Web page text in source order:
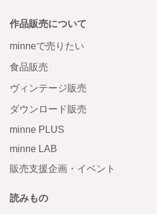
作品販売について
minneで売りたい
食品販売
ヴィンテージ販売
ダウンロード販売
minne PLUS
minne LAB
販売支援企画・イベント
読みもの